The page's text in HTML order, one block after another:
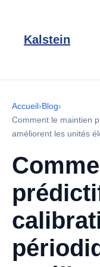
Kalstein
Accueil›Blog›
Comment le maintien
améliorent les unités